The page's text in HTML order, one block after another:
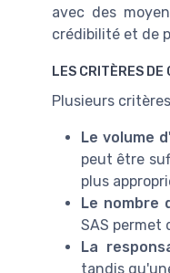
avec des
crédibilité et de
LES CRITÈRES DE
Plusieurs
Le volume
peut être
plus
Le nombre
SAS permet
La
tandis